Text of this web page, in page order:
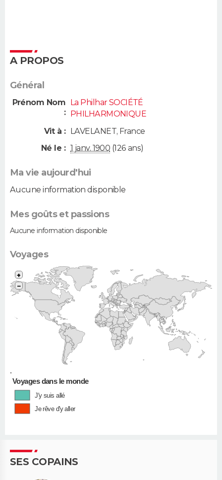
A PROPOS
Général
Prénom Nom
:
La Philhar SOCIÉTÉ
PHILHARMONIQUE
Vit à : LAVELANET, France
Né le : 1 janv. 1900 (126 ans)
Ma vie aujourd'hui
Aucune information disponible
Mes goûts et passions
Aucune information disponible
Voyages
•
+
−
Voyages dans le monde
J'y suis allé
Je rêve d'y aller
SES COPAINS